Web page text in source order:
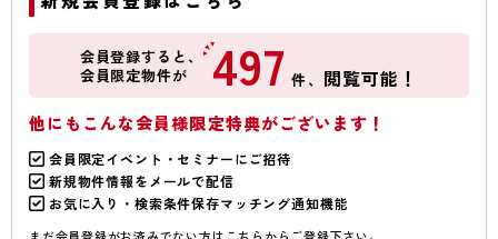
会員登録すると、
会員限定物件が
497 件、 閲覧可能！
他にもこんな会員様限定特典がございます！
会員限定イベント・セミナーにご招待
新規物件情報をメールで配信
お気に入り・検索条件保存マッチング通知機能